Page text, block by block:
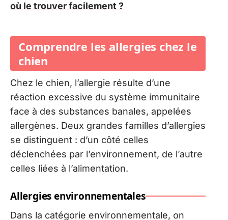
où le trouver facilement ?
Comprendre les allergies chez le
chien
Chez le chien, l’allergie résulte d’une
réaction excessive du système immunitaire
face à des substances banales, appelées
allergènes. Deux grandes familles d’allergies
se distinguent : d’un côté celles
déclenchées par l’environnement, de l’autre
celles liées à l’alimentation.
Allergies environnementales
Dans la catégorie environnementale, on